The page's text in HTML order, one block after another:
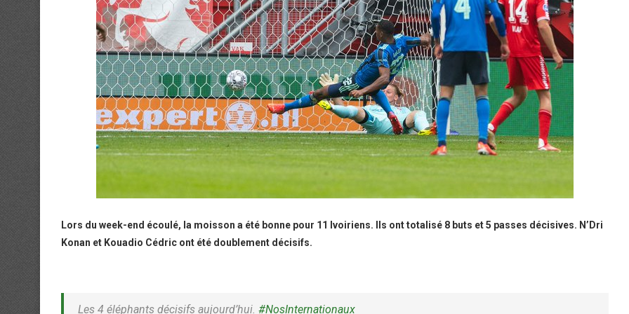
Lors du week-end écoulé, la moisson a été bonne pour 11 Ivoiriens. Ils ont totalisé 8 buts et 5 passes décisives. N’Dri
Konan et Kouadio Cédric ont été doublement décisifs.
Les 4 éléphants décisifs aujourd’hui. #NosInternationaux